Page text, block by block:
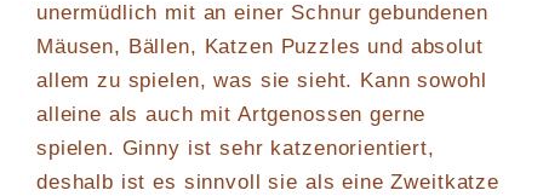
unermüdlich mit an einer Schnur gebundenen
Mäusen, Bällen, Katzen Puzzles und absolut
allem zu spielen, was sie sieht. Kann sowohl
alleine als auch mit Artgenossen gerne
spielen. Ginny ist sehr katzenorientiert,
deshalb ist es sinnvoll sie als eine Zweitkatze